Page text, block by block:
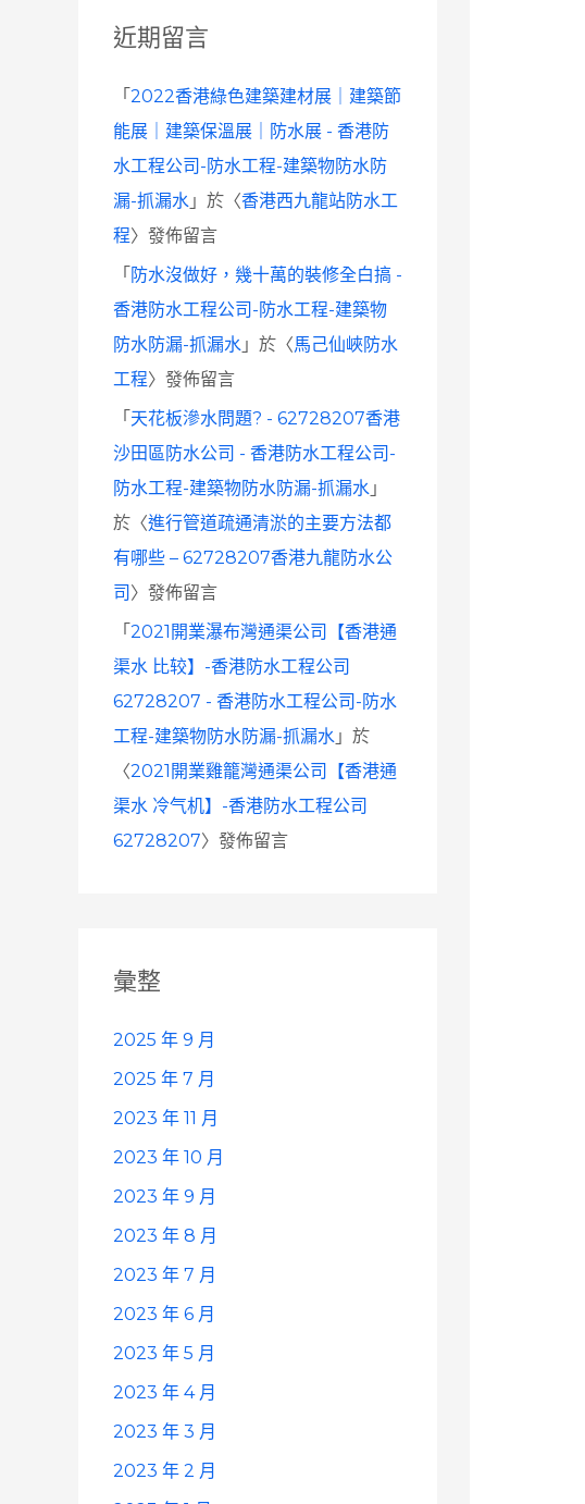
近期留言
「 2022香港綠色建築建材展｜建築節
能展｜建築保溫展｜防水展 - 香港防
水工程公司-防水工程-建築物防水防
漏-抓漏水 」於〈香港西九龍站防水工
程〉發佈留言
「 防水沒做好，幾十萬的裝修全白搞 -
香港防水工程公司-防水工程-建築物
防水防漏-抓漏水 」於〈馬己仙峽防水
工程〉發佈留言
「 天花板滲水問題? - 62728207香港
沙田區防水公司 - 香港防水工程公司-
防水工程-建築物防水防漏-抓漏水 」
於〈進行管道疏通清淤的主要方法都
有哪些 – 62728207香港九龍防水公
司 〉發佈留言
「 2021開業瀑布灣通渠公司【香港通
渠水 比较】-香港防水工程公司
62728207 - 香港防水工程公司-防水
工程-建築物防水防漏-抓漏水 」於
〈2021開業雞籠灣通渠公司【香港通
渠水 冷气机】-香港防水工程公司
62728207〉發佈留言
彙整
2025 年 9 月
2025 年 7 月
2023 年 11 月
2023 年 10 月
2023 年 9 月
2023 年 8 月
2023 年 7 月
2023 年 6 月
2023 年 5 月
2023 年 4 月
2023 年 3 月
2023 年 2 月